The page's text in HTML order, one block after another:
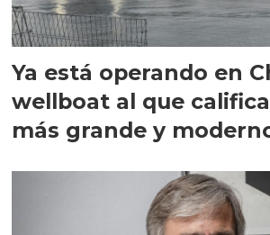
Ya está operando en
wellboat al que
más grande y